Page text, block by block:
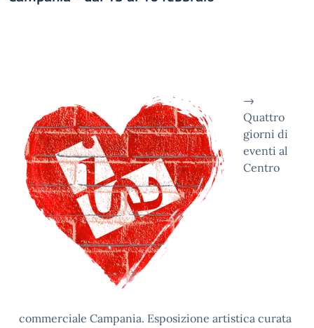
→
Quattro
giorni di
eventi al
Centro
commerciale Campania. Esposizione artistica curata